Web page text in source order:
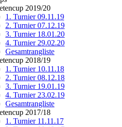
2019/20
1. Turnier 09.11.19
2. Turnier 07.12.19
3. Turnier 18.01.20
4. Turnier 29.02.20
Gesamtrangliste
2018/19
1. Turnier 10.11.18
2. Turnier 08.12.18
3. Turnier 19.01.19
4. Turnier 23.02.19
Gesamtrangliste
2017/18
1. Turnier 11.11.17